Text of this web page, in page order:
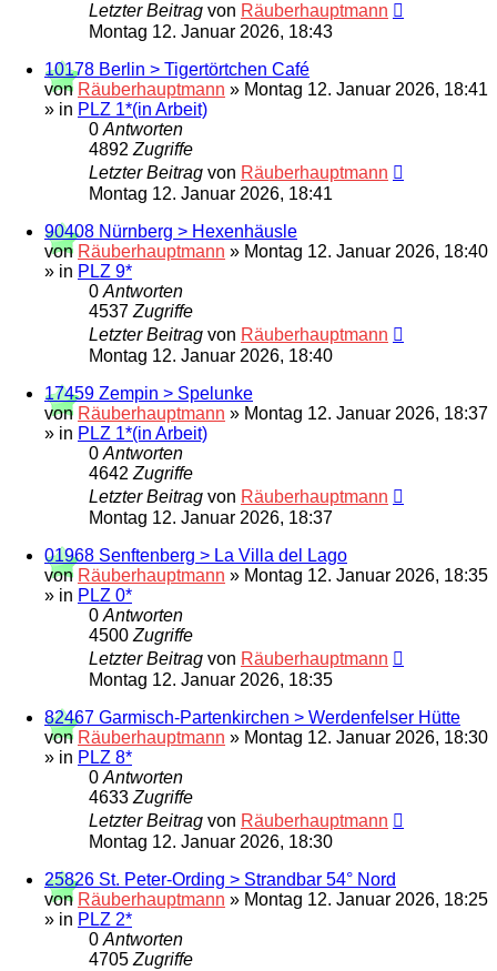
Letzter Beitrag von Räuberhauptmann
Montag 12. Januar 2026, 18:43
10178 Berlin > Tigertörtchen Café
von Räuberhauptmann » Montag 12. Januar 2026, 18:41
» in PLZ 1*(in Arbeit)
0 Antworten
4892 Zugriffe
Letzter Beitrag von Räuberhauptmann
Montag 12. Januar 2026, 18:41
90408 Nürnberg > Hexenhäusle
von Räuberhauptmann » Montag 12. Januar 2026, 18:40
» in PLZ 9*
0 Antworten
4537 Zugriffe
Letzter Beitrag von Räuberhauptmann
Montag 12. Januar 2026, 18:40
17459 Zempin > Spelunke
von Räuberhauptmann » Montag 12. Januar 2026, 18:37
» in PLZ 1*(in Arbeit)
0 Antworten
4642 Zugriffe
Letzter Beitrag von Räuberhauptmann
Montag 12. Januar 2026, 18:37
01968 Senftenberg > La Villa del Lago
von Räuberhauptmann » Montag 12. Januar 2026, 18:35
» in PLZ 0*
0 Antworten
4500 Zugriffe
Letzter Beitrag von Räuberhauptmann
Montag 12. Januar 2026, 18:35
82467 Garmisch-Partenkirchen > Werdenfelser Hütte
von Räuberhauptmann » Montag 12. Januar 2026, 18:30
» in PLZ 8*
0 Antworten
4633 Zugriffe
Letzter Beitrag von Räuberhauptmann
Montag 12. Januar 2026, 18:30
25826 St. Peter-Ording > Strandbar 54° Nord
von Räuberhauptmann » Montag 12. Januar 2026, 18:25
» in PLZ 2*
0 Antworten
4705 Zugriffe